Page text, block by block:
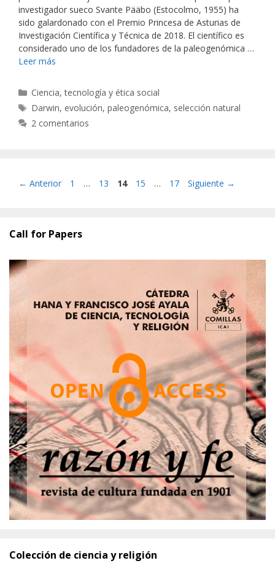
investigador sueco Svante Pääbo (Estocolmo, 1955) ha
sido galardonado con el Premio Princesa de Asturias de
Investigación Científica y Técnica de 2018. El científico es
considerado uno de los fundadores de la paleogenómica …
Leer más
Categorías
Ciencia, tecnología y ética social
Etiquetas
Darwin, evolución,paleogenómica, selección natural
2 comentarios
← Anterior Página
1 … Página
13 Página
14 Página
15 … Página
17 Siguiente →
Call for Papers
Colección de ciencia y religión